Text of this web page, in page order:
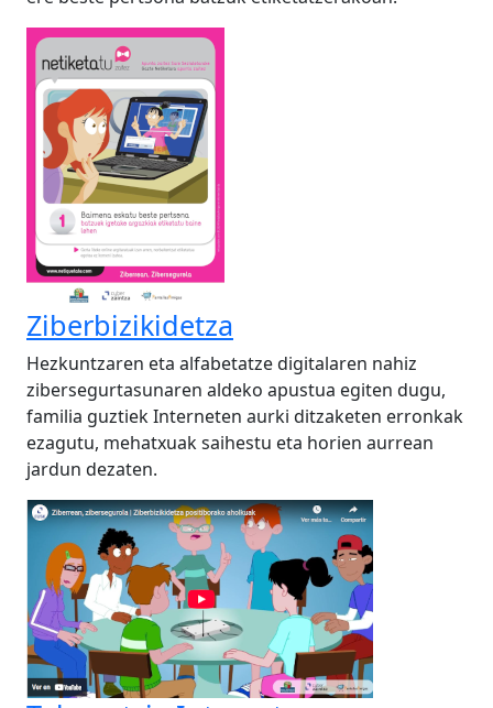
Ziberbizikidetza
Hezkuntzaren eta alfabetatze digitalaren nahiz
zibersegurtasunaren aldeko apustua egiten dugu,
familia guztiek Interneten aurki ditzaketen erronkak
ezagutu, mehatxuak saihestu eta horien aurrean
jardun dezaten.